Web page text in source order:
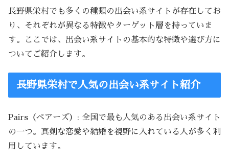
長野県栄村でも多くの種類の出会い系サイトが存在してお
り、それぞれが異なる特徴やターゲット層を持っていま
す。ここでは、出会い系サイトの基本的な特徴や選び方に
ついてご紹介します。
長野県栄村で人気の出会い系サイト紹介
Pairs（ペアーズ）: 全国で最も人気のある出会い系サイト
の一つ。真剣な恋愛や結婚を視野に入れている人が多く利
用しています。